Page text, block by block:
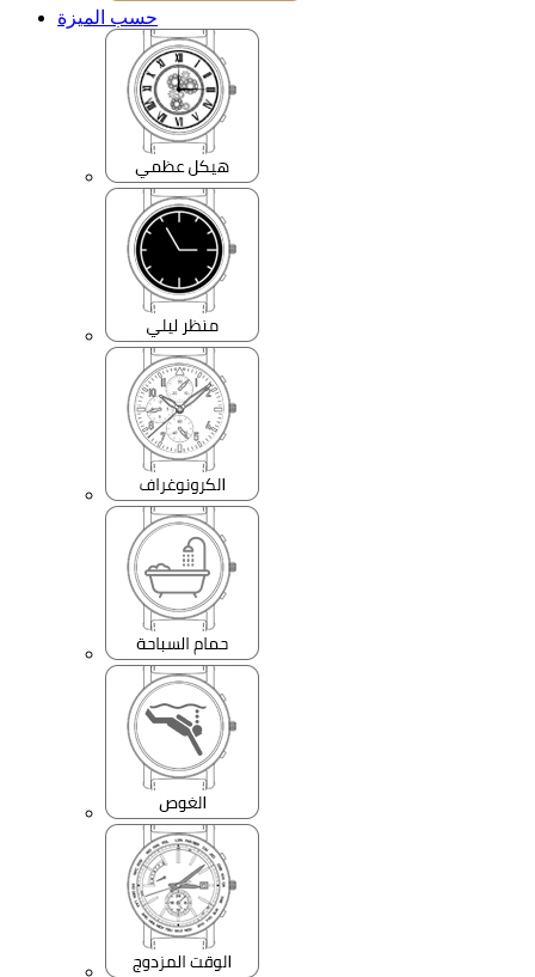
حسب الميزة